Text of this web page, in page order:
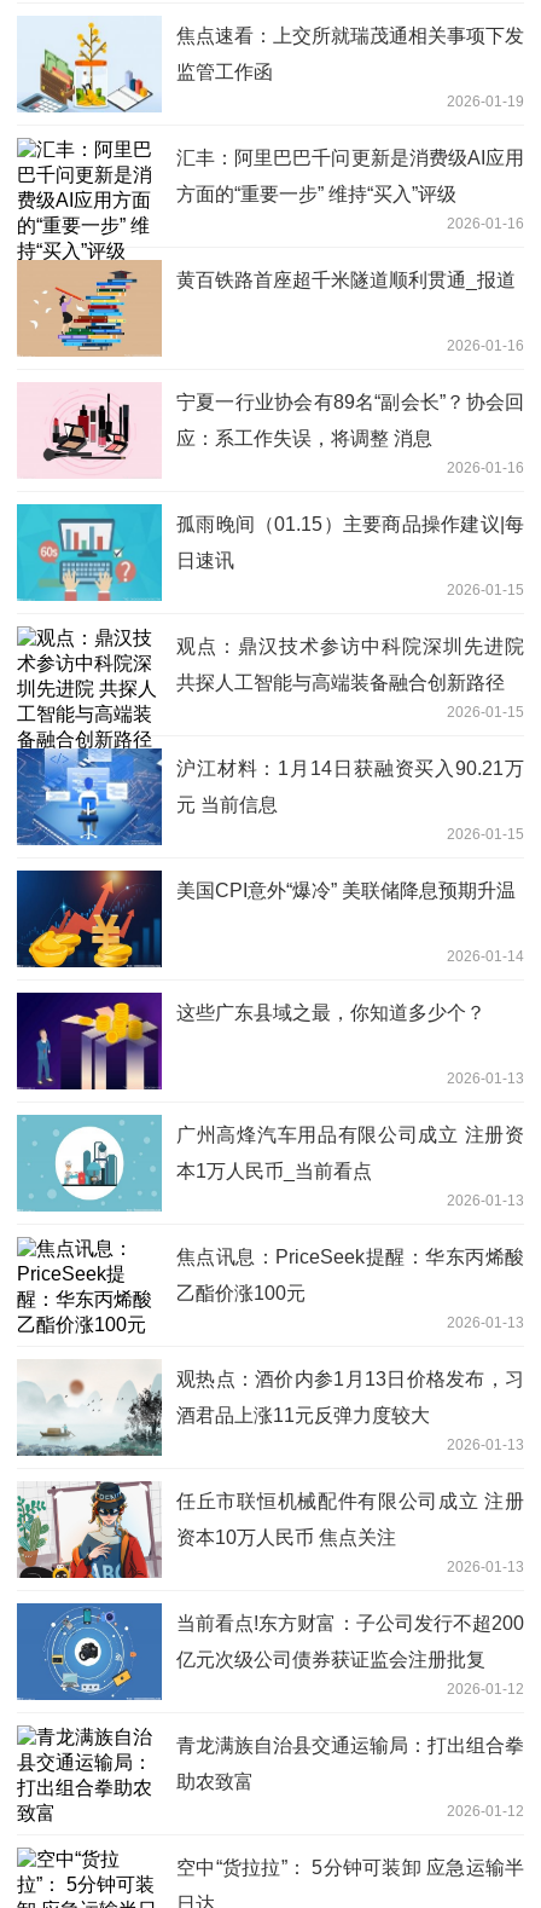
焦点速看：上交所就瑞茂通相关事项下发
监管工作函
2026-01-19
汇丰：阿里巴巴千问更新是消费级AI应用
方面的“重要一步” 维持“买入”评级
2026-01-16
黄百铁路首座超千米隧道顺利贯通_报道
2026-01-16
宁夏一行业协会有89名“副会长”？协会回
应：系工作失误，将调整 消息
2026-01-16
孤雨晚间（01.15）主要商品操作建议|每
日速讯
2026-01-15
观点：鼎汉技术参访中科院深圳先进院
共探人工智能与高端装备融合创新路径
2026-01-15
沪江材料：1月14日获融资买入90.21万
元 当前信息
2026-01-15
美国CPI意外“爆冷” 美联储降息预期升温
2026-01-14
这些广东县域之最，你知道多少个？
2026-01-13
广州高烽汽车用品有限公司成立 注册资
本1万人民币_当前看点
2026-01-13
焦点讯息：PriceSeek提醒：华东丙烯酸
乙酯价涨100元
2026-01-13
观热点：酒价内参1月13日价格发布，习
酒君品上涨11元反弹力度较大
2026-01-13
任丘市联恒机械配件有限公司成立 注册
资本10万人民币 焦点关注
2026-01-13
当前看点!东方财富：子公司发行不超200
亿元次级公司债券获证监会注册批复
2026-01-12
青龙满族自治县交通运输局：打出组合拳
助农致富
2026-01-12
空中“货拉拉”： 5分钟可装卸 应急运输半